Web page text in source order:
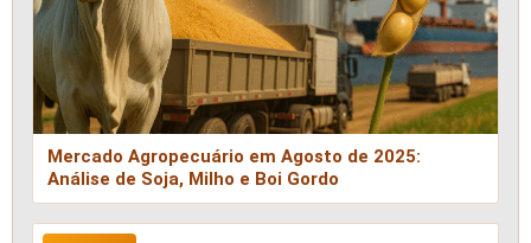
Mercado Agropecuário em Agosto de 2025:
Análise de Soja, Milho e Boi Gordo